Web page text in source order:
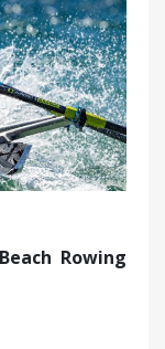
Rowing